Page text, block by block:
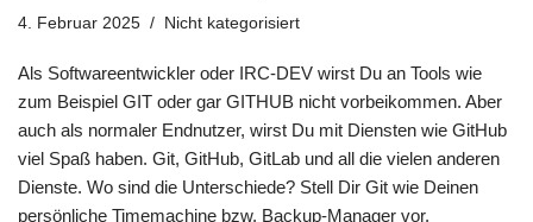
4. Februar 2025 Nicht kategorisiert
Als Softwareentwickler oder IRC-DEV wirst Du an Tools wie
zum Beispiel GIT oder gar GITHUB nicht vorbeikommen. Aber
auch als normaler Endnutzer, wirst Du mit Diensten wie GitHub
viel Spaß haben. Git, GitHub, GitLab und all die vielen anderen
Dienste. Wo sind die Unterschiede? Stell Dir Git wie Deinen
persönliche Timemachine bzw. Backup-Manager vor.